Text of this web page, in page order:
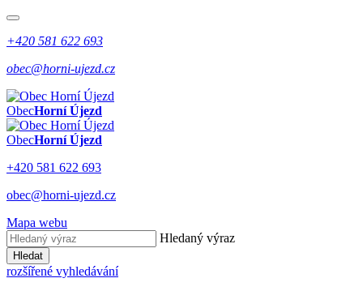
+420 581 622 693
obec@horni-ujezd.cz
ObecHorní Újezd
ObecHorní Újezd
+420 581 622 693
obec@horni-ujezd.cz
Mapa webu
Hledaný výraz
Hledat
rozšířené vyhledávání